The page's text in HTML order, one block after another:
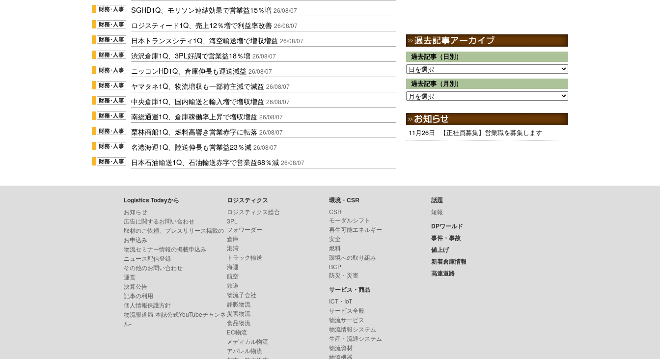
SGHD1Q、モリソン連結効果で営業益15％増 26/08/07
ロジスティード1Q、売上12％増で利益率改善 26/08/07
日本トランスシティ1Q、海空輸送増で増収増益 26/08/07
渋沢倉庫1Q、3PL好調で営業益18％増 26/08/07
ニッコンHD1Q、倉庫伸長も運送減益 26/08/07
ヤマタネ1Q、物流増収も一部荷主減で減益 26/08/07
中央倉庫1Q、国内輸送と輸入増で増収増益 26/08/07
南総通運1Q、倉庫稼働率上昇で増収増益 26/08/07
栗林商船1Q、燃料高響き営業赤字に転落 26/08/07
名港海運1Q、陸送伸長も営業益23％減 26/08/07
日本石油輸送1Q、石油輸送赤字で営業益68％減 26/08/07
過去記事（日別）
過去記事（月別）
11月26日 【正社員募集】営業職を募集します
Logistics Todayから
お知らせ
広告に関するお問い合わせ
取材のご依頼、プレスリリース掲載の
お申込み
物流セミナー情報の掲載申込み
ニュース配信登録
その他のお問い合わせ
運営
決算公告
記事の利用
個人情報保護方針
物流報道局-本誌公式YouTubeチャンネ
ル-
ロジスティクス
ロジスティクス総合
3PL
フォワーダー
倉庫
港湾
トラック輸送
海運
航空
鉄道
物流子会社
静脈物流
災害物流
食品物流
EC物流
メディカル物流
アパレル物流
環境・CSR
CSR
モーダルシフト
再生可能エネルギー
安全
燃料
環境への取り組み
BCP
防災・災害
サービス・商品
ICT・IoT
サービス全般
物流サービス
物流情報システム
生産・流通システム
物流資材
物流機器
話題
短報
DPワールド
事件・事故
値上げ
新着倉庫情報
高速道路